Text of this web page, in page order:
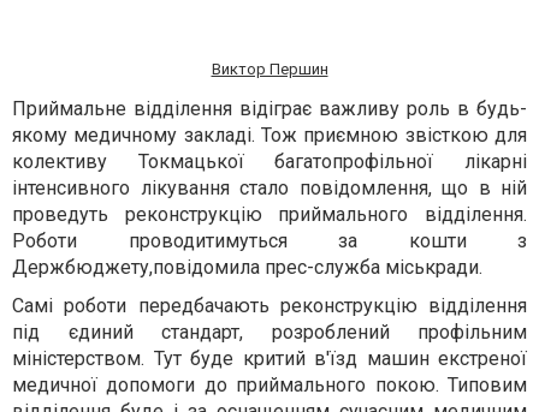
Виктор Першин
Приймальне відділення відіграє важливу роль в будь-
якому медичному закладі. Тож приємною звісткою для
колективу Токмацької багатопрофільної лікарні
інтенсивного лікування стало повідомлення, що в ній
проведуть реконструкцію приймального відділення.
Роботи проводитимуться за кошти з
Держбюджету,повідомила прес-служба міськради.
Самі роботи передбачають реконструкцію відділення
під єдиний стандарт, розроблений профільним
міністерством. Тут буде критий в'їзд машин екстреної
медичної допомоги до приймального покою. Типовим